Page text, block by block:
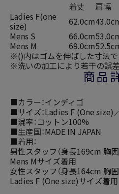
着丈 肩幅
Ladies F(one
size)
62.0cm
Mens S
66.0cm
Mens M
69.0cm
※()内はゴムを伸ばした寸法
※洗いの加工により若干の誤
商品
■カラー：インディゴ
■サイズ：Ladies F (One size)
■混率：コットン100%
■生産国：MADE IN JAPAN
■着用：
男性スタッフ（身長169cm 胸
Mens Mサイズ着用
女性スタッフ（身長164cm 胸
Ladies F (One size)サイズ着用